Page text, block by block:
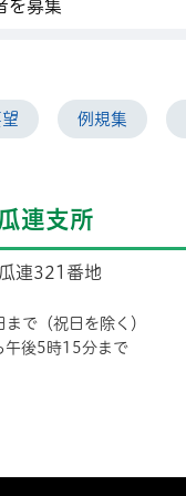
を募集
例規集
連支所
連321番地
で（祝日を除く）
午後5時15分まで